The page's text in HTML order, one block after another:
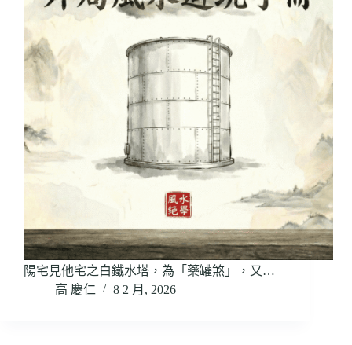
陽宅見他宅之白鐵水塔，為「藥罐煞」，又…
高 慶仁
8 2 月, 2026